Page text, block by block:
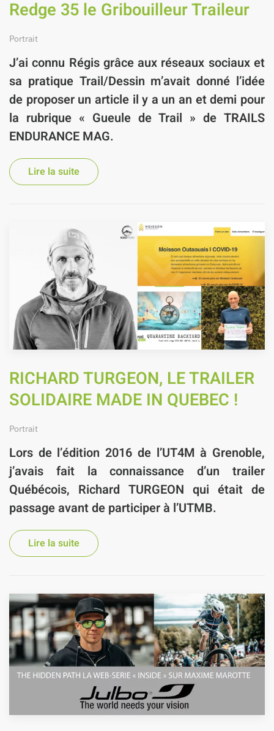
Redge 35 le Gribouilleur Traileur
Portrait
J’ai connu Régisgrâce aux réseaux sociaux et
sa pratique Trail/Dessin m’avait donné l’idée
de proposer un article il y a un an et demi pour
la rubrique « Gueule de Trail » de TRAILS
ENDURANCE MAG.
Lire la suite
RICHARD TURGEON, LE TRAILER
SOLIDAIRE MADE IN QUEBEC !
Portrait
Lors de l’édition 2016 de l’UT4M à Grenoble,
j’avais fait la connaissance d’un trailer
Québécois, Richard TURGEON qui était de
passage avant de participer à l’UTMB.
Lire la suite